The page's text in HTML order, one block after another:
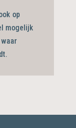
op
mogelijk